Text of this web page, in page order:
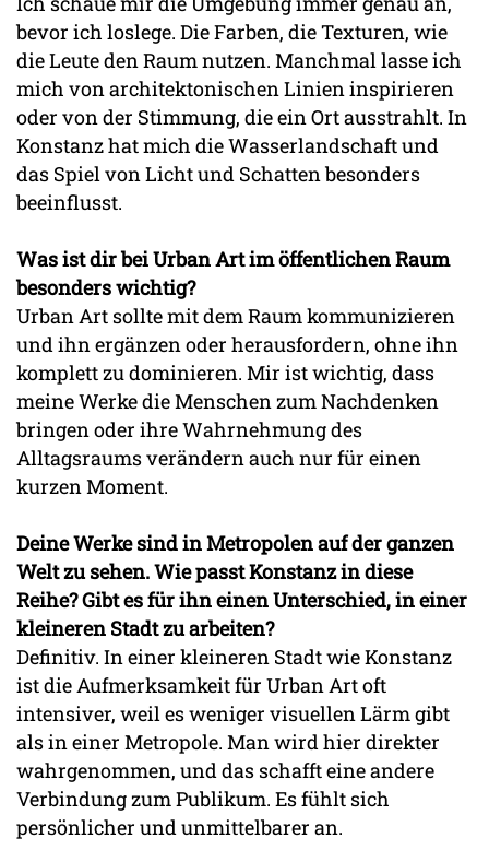
bevor ich loslege. Die Farben, die Texturen, wie
die Leute den Raum nutzen. Manchmal lasse ich
mich von architektonischen Linien inspirieren
oder von der Stimmung, die ein Ort ausstrahlt. In
Konstanz hat mich die Wasserlandschaft und
das Spiel von Licht und Schatten besonders
beeinflusst.
Was ist dir bei Urban Art im öffentlichen Raum
besonders wichtig?
Urban Art sollte mit dem Raum kommunizieren
und ihn ergänzen oder herausfordern, ohne ihn
komplett zu dominieren. Mir ist wichtig, dass
meine Werke die Menschen zum Nachdenken
bringen oder ihre Wahrnehmung des
Alltagsraums verändern auch nur für einen
kurzen Moment.
Deine Werke sind in Metropolen auf der ganzen
Welt zu sehen. Wie passt Konstanz in diese
Reihe? Gibt es für ihn einen Unterschied, in einer
kleineren Stadt zu arbeiten?
Definitiv. In einer kleineren Stadt wie Konstanz
ist die Aufmerksamkeit für Urban Art oft
intensiver, weil es weniger visuellen Lärm gibt
als in einer Metropole. Man wird hier direkter
wahrgenommen, und das schafft eine andere
Verbindung zum Publikum. Es fühlt sich
persönlicher und unmittelbarer an.